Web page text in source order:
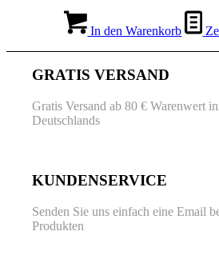
In den Warenkorb
GRATIS VERSAND
Gratis Versand ab 80 € Warenwert
Deutschlands
KUNDENSERVICE
Senden Sie uns einfach eine Email
Produkten